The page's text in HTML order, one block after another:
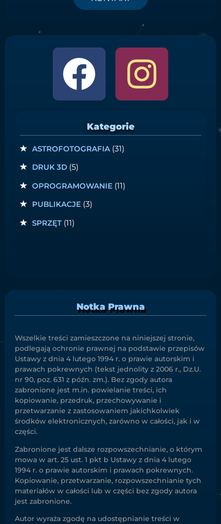
Kategorie
ASTROFOTOGRAFIA (31)
DRUK 3D (5)
OPROGRAMOWANIE (11)
PUBLIKACJE (3)
SPRZĘT (11)
Notka Prawna
Wszelkie treści zamieszczone na niniejszej stronie,
podlegają ochronie prawnej na podstawie przepisów
Ustawy z dnia 4 lutego 1994 r. o prawie autorskim i
prawach pokrewnych (tekst jednolity z 2006 r., Dz.U.
nr 90, poz. 631 z późn. zm.). Bez zgody autora
zabronione jest m.in. powielanie treści, ich
kopiowanie, przedruk, przechowywanie i
przetwarzanie z zastosowaniem jakichkolwiek
środków elektronicznych, zarówno w całości, jak i w
części.
Zabronione jest dalsze rozpowszechnianie, o którym
mowa w art. 25 ust. 1 pkt b Ustawy z dnia 4 lutego
1994 r. o prawie autorskim i prawach pokrewnych.
Kopiowanie, przetwarzanie, rozpowszechnianie tych
materiałów w całości lub w części bez zgody autora
jest zabronione.
Autor wyraża zgodę na udostępnianie treści w